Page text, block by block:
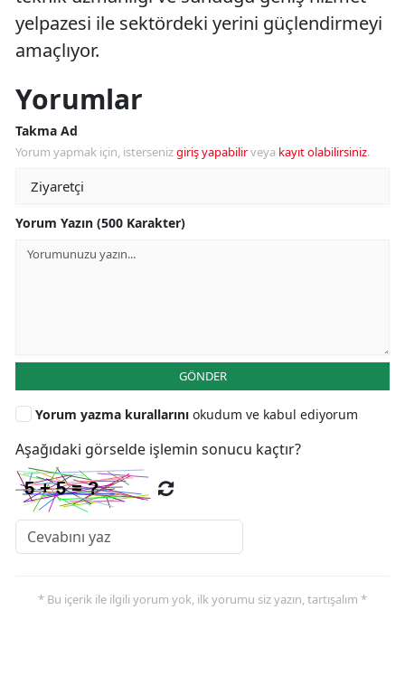
yelpazesi ile sektördeki yerini güçlendirmeyi
amaçlıyor.
Yorumlar
Takma Ad
Yorum yapmak için, istersenizgiriş yapabilirveya kayıt olabilirsiniz.
Yorum Yazın (500 Karakter)
GÖNDER
Yorum yazma kurallarını okudum ve kabul ediyorum
Aşağıdaki görselde işlemin sonucu kaçtır?
* Bu içerik ile ilgili yorum yok, ilk yorumu siz yazın, tartışalım *